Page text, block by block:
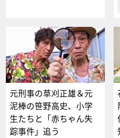
元刑事の草刈正雄＆元
泥棒の笹野高史、小学
生たちと「赤ちゃん失
踪事件」追う